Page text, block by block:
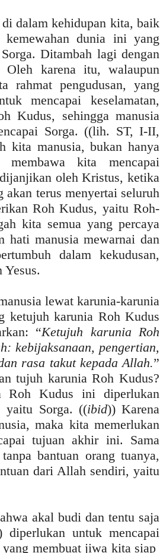
dalam kehidupan kita, baik
kemewahan dunia ini yang
Ditambah lagi dengan
Oleh karena itu, walaupun
rahmat pengudusan, yang
mencapai keselamatan,
Kudus, sehingga manusia
Sorga. ((lih. ST, I-II,
manusia, bukan hanya
kita mencapai
oleh Kristus, ketika
akan terus menyertai seluruh
Roh Kudus, yaitu Roh-
kita semua yang percaya
hati manusia mewarnai dan
dalam kekudusan,
Yesus.
lewat karunia-karunia
ketujuh karunia Roh Kudus
“Ketujuh karunia Roh
kebijaksanaan, pengertian,
rasa takut kepada Allah.”
tujuh karunia Roh Kudus?
Roh Kudus ini diperlukan
yaitu Sorga. ((ibid)) Karena
maka kita memerlukan
tujuan akhir ini. Sama
bantuan orang tuanya,
dari Allah sendiri, yaitu
akal budi dan tentu saja
untuk mencapai
membuat jiwa kita siap